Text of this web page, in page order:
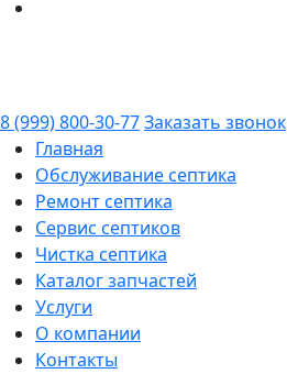
8 (999) 800-30-77Заказать звонок
Главная
Обслуживание септика
Ремонт септика
Сервис септиков
Чистка септика
Каталог запчастей
Услуги
О компании
Контакты